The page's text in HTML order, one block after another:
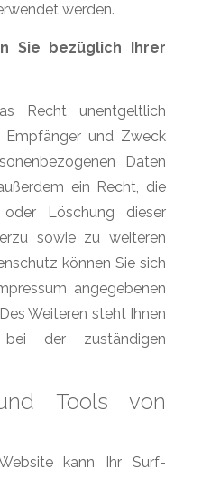
werden.
Sie bezüglich Ihrer
Recht unentgeltlich
und Zweck
Daten
ein Recht, die
oder Löschung dieser
sowie zu weiteren
können Sie sich
angegebenen
Weiteren steht Ihnen
bei der zuständigen
Tools von
kann Ihr Surf-